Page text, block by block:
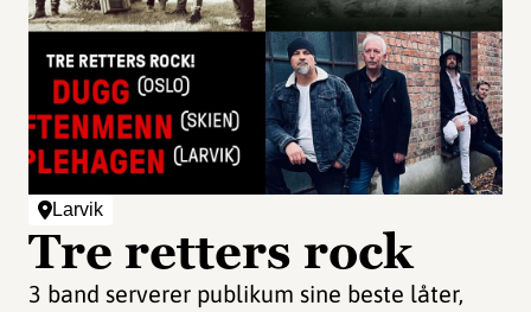
Larvik
Tre retters rock
3 band serverer publikum sine beste låter,